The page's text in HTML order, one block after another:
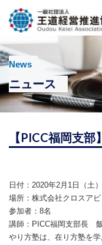
News
ニュース
【PICC福岡支
日付：2020年2月1日（土）
場所：株式会社クロスア
参加者：8名
講師：PICC福岡支部長
やり方塾は、在り方塾を